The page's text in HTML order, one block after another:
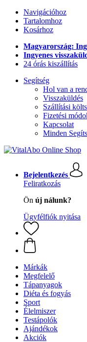
Navigációhoz
Tartalomhoz
Kosárhoz
Magyarország:
Ingyenes
24 órás kiszállítás
Segítség
Hol van a
Visszaküldés
Szállítási
Fizetési
Kapcsolat
Minden
Bejelentkezés
Feliratkozás
Ön új nálunk?
Ügyfélfiók nyitása
Márkák
Megfelelő
Tápanyagok
Diéta és fogyás
Sport
Élelmiszer
Testápolók
Ajándékok
Akciók